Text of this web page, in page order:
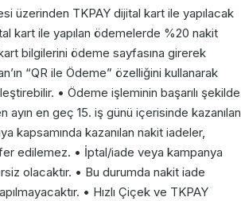
üzerinden TKPAY dijital kart ile yapılacak
kart ile yapılan ödemelerde %20 nakit
bilgilerini ödeme sayfasına girerek
“QR ile Ödeme” özelliğini kullanarak
• Ödeme işleminin başarılı şekilde
ayın en geç 15. iş günü içerisinde kazanılan
kapsamında kazanılan nakit iadeler,
edilemez. • İptal/iade veya kampanya
olacaktır. • Bu durumda nakit iade
• Hızlı Çiçek ve TKPAY